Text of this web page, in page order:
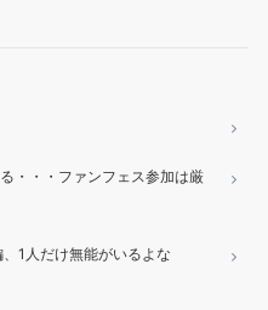
・・・ファンフェス参加は厳
1人だけ無能がいるよな